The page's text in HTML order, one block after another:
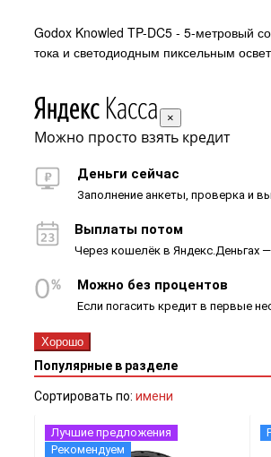
Godox Knowled TP-DC5 - 5-метровый
тока и светодиодным пиксельным
×
Можно просто взять кредит
Деньги сейчас
Заполнение анкеты, проверка и
Выплаты потом
Через кошелёк в Яндекс.Деньгах
Можно без процентов
Если погасить кредит в первые
Хорошо
Популярные в разделе
Сортировать по: имени
Лучшие предложения
Рекомендуем